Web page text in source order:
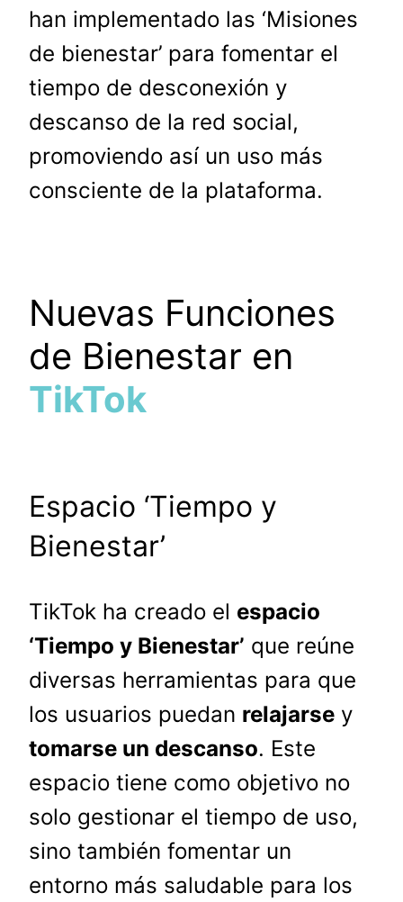
han implementado las ‘Misiones
de bienestar’ para fomentar el
tiempo de desconexión y
descanso de la red social,
promoviendo así un uso más
consciente de la plataforma.
Nuevas Funciones
de Bienestar en
TikTok
Espacio ‘Tiempo y
Bienestar’
TikTok ha creado el espacio
‘Tiempo y Bienestar’ que reúne
diversas herramientas para que
los usuarios puedan relajarse y
tomarse un descanso. Este
espacio tiene como objetivo no
solo gestionar el tiempo de uso,
sino también fomentar un
entorno más saludable para los